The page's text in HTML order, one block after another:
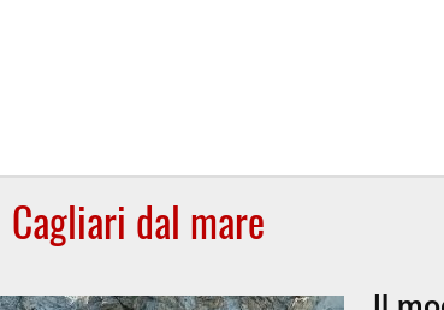
dal mare